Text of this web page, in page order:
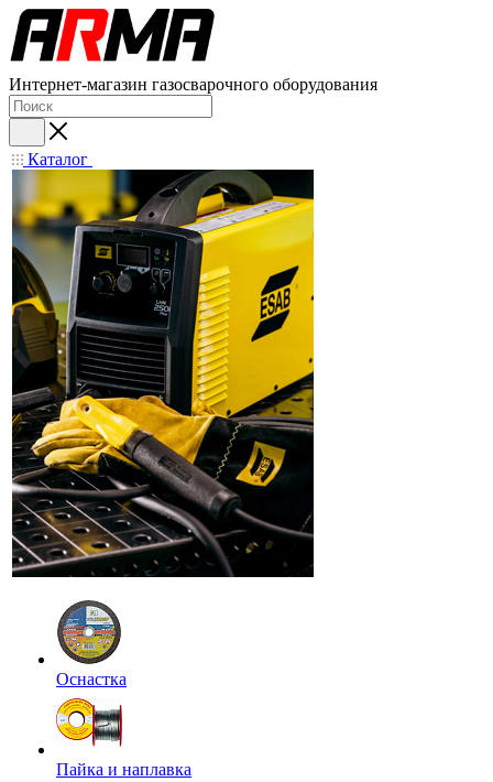
Интернет-магазин газосварочного оборудования
Каталог
Оснастка
Пайка и наплавка